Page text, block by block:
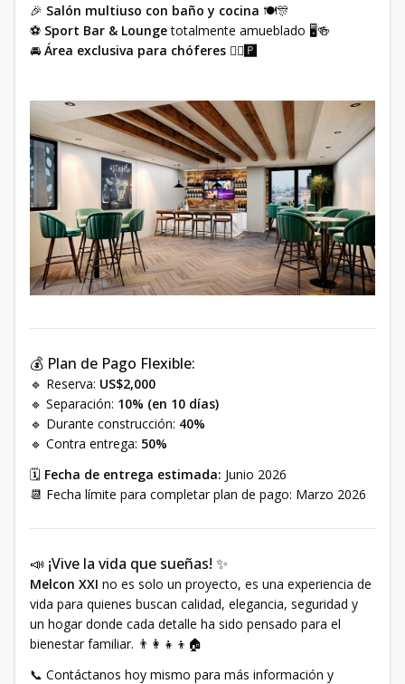
🎉 Salón multiuso con baño y cocina 🍽🎊
⚽ Sport Bar & Loungetotalmente amueblado 🖥🍻
🚘 Área exclusiva para chóferes 🧍‍♂️🅿️
💰 Plan de Pago Flexible:
🔹 Reserva: US$2,000
🔹 Separación: 10% (en 10 días)
🔹 Durante construcción: 40%
🔹 Contra entrega: 50%
🗓 Fecha de entrega estimada: Junio 2026
📆 Fecha límite para completar plan de pago: Marzo 2026
📣 ¡Vive la vida que sueñas! ✨
Melcon XXI no es solo un proyecto, es una experiencia de
vida para quienes buscan calidad, elegancia, seguridad y
un hogar donde cada detalle ha sido pensado para el
bienestar familiar. 👨‍👩‍👧‍👦🏠
📞 Contáctanos hoy mismo para más información y